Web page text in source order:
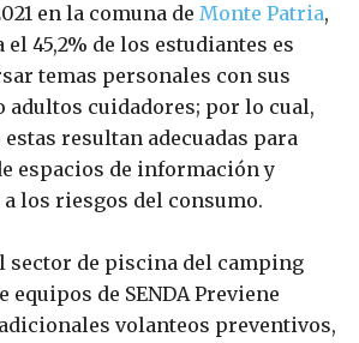
en la comuna de Monte Patria,
el 45,2% de los estudiantes es
temas personales con sus
adultos cuidadores; por lo cual,
resultan adecuadas para
espacios de información y
los riesgos del consumo.
sector de piscina del camping
de SENDA Previene
volanteos preventivos,